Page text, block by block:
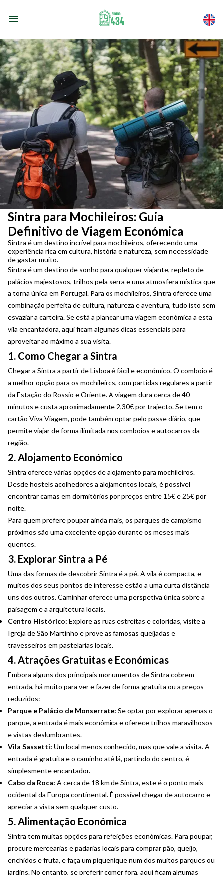
Sintra para Mochileiros: Guia
Definitivo de Viagem Económica
Sintra é um destino incrível para mochileiros, oferecendo uma
experiência rica em cultura, história e natureza, sem necessidade
de gastar muito.
Sintra é um destino de sonho para qualquer viajante, repleto de
palácios majestosos, trilhos pela serra e uma atmosfera mística que
a torna única em Portugal. Para os mochileiros, Sintra oferece uma
combinação perfeita de cultura, natureza e aventura, tudo isto sem
esvaziar a carteira. Se está a planear uma viagem económica a esta
vila encantadora, aqui ficam algumas dicas essenciais para
aproveitar ao máximo a sua visita.
1. Como Chegar a Sintra
Chegar a Sintra a partir de Lisboa é fácil e económico. O comboio é
a melhor opção para os mochileiros, com partidas regulares a partir
da Estação do Rossio e Oriente. A viagem dura cerca de 40
minutos e custa aproximadamente 2,30€ por trajecto. Se tem o
cartão Viva Viagem, pode também optar pelo passe diário, que
permite viajar de forma ilimitada nos comboios e autocarros da
região.
2. Alojamento Económico
Sintra oferece várias opções de alojamento para mochileiros.
Desde hostels acolhedores a alojamentos locais, é possível
encontrar camas em dormitórios por preços entre 15€ e 25€ por
noite.
Para quem prefere poupar ainda mais, os parques de campismo
próximos são uma excelente opção durante os meses mais
quentes.
3. Explorar Sintra a Pé
Uma das formas de descobrir Sintra é a pé. A vila é compacta, e
muitos dos seus pontos de interesse estão a uma curta distância
uns dos outros. Caminhar oferece uma perspetiva única sobre a
paisagem e a arquitetura locais.
Centro Histórico: Explore as ruas estreitas e coloridas, visite a
Igreja de São Martinho e prove as famosas queijadas e
travesseiros em pastelarias locais.
4. Atrações Gratuitas e Económicas
Embora alguns dos principais monumentos de Sintra cobrem
entrada, há muito para ver e fazer de forma gratuita ou a preços
reduzidos:
Parque e Palácio de Monserrate: Se optar por explorar apenas o
parque, a entrada é mais económica e oferece trilhos maravilhosos
e vistas deslumbrantes.
Vila Sassetti: Um local menos conhecido, mas que vale a visita. A
entrada é gratuita e o caminho até lá, partindo do centro, é
simplesmente encantador.
Cabo da Roca: A cerca de 18 km de Sintra, este é o ponto mais
ocidental da Europa continental. É possível chegar de autocarro e
apreciar a vista sem qualquer custo.
5. Alimentação Económica
Sintra tem muitas opções para refeições económicas. Para poupar,
procure mercearias e padarias locais para comprar pão, queijo,
enchidos e fruta, e faça um piquenique num dos muitos parques ou
jardins. No entanto, se preferir comer fora, aqui ficam algumas